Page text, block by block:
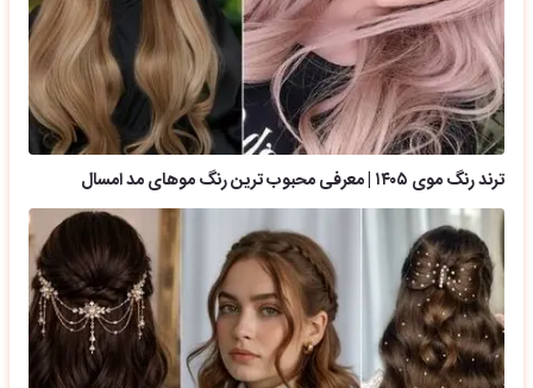
ترند رنگ موی ۱۴۰۵ | معرفی محبوب ترین رنگ موهای مد امسال